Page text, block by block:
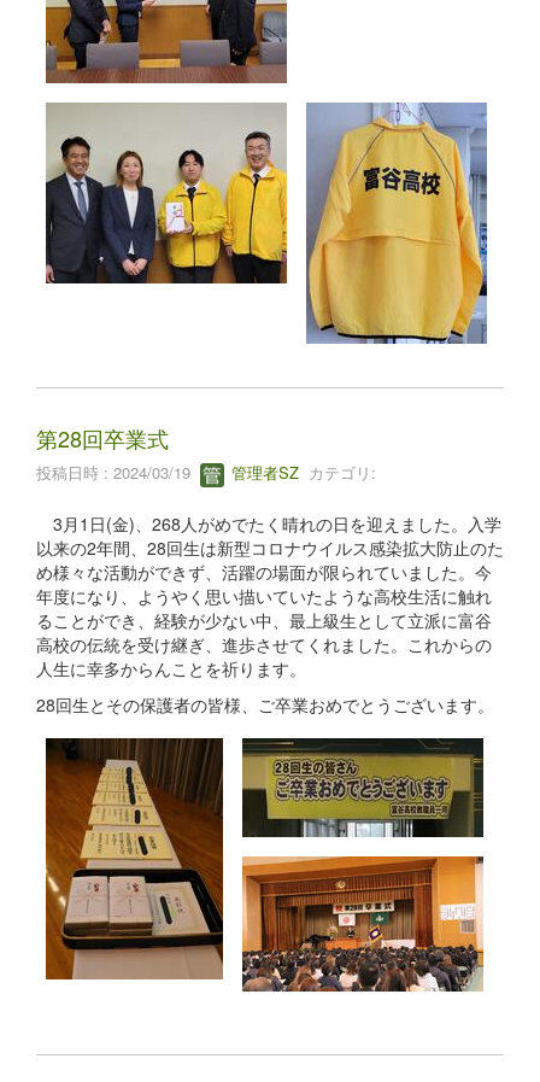
第28回卒業式
投稿日時 : 2024/03/19 管理者SZ カテゴリ:
3月1日(金)、268人がめでたく晴れの日を迎えました。入学
以来の2年間、28回生は新型コロナウイルス感染拡大防止のた
め様々な活動ができず、活躍の場面が限られていました。今
年度になり、ようやく思い描いていたような高校生活に触れ
ることができ、経験が少ない中、最上級生として立派に富谷
高校の伝統を受け継ぎ、進歩させてくれました。これからの
人生に幸多からんことを祈ります。
28回生とその保護者の皆様、ご卒業おめでとうございます。